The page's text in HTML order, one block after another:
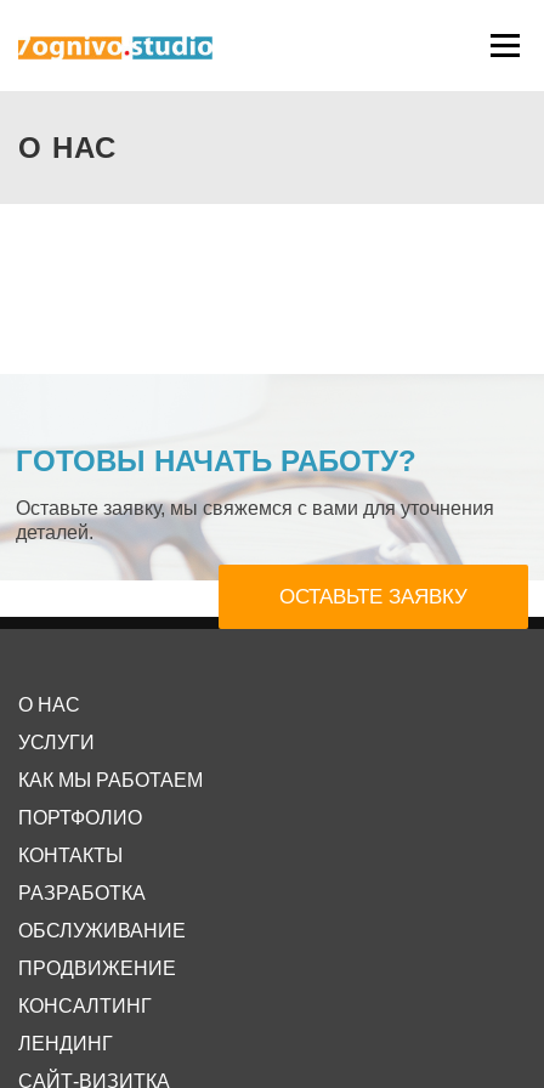
Menu
О НАС
ГОТОВЫ НАЧАТЬ РАБОТУ?
Оставьте заявку, мы свяжемся с вами для уточнения
деталей.
ОСТАВЬТЕ ЗАЯВКУ
О НАС
УСЛУГИ
КАК МЫ РАБОТАЕМ
ПОРТФОЛИО
КОНТАКТЫ
РАЗРАБОТКА
ОБСЛУЖИВАНИЕ
ПРОДВИЖЕНИЕ
КОНСАЛТИНГ
ЛЕНДИНГ
САЙТ-ВИЗИТКА